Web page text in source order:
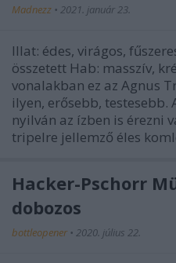
Madnezz • 2021. január 23.
Illat: édes, virágos,
összetett Hab: masszív,
vonalakban ez az Agnus
ilyen, erősebb, testesebb.
nyilván az ízben is érezni
tripelre jellemző éles
Hacker-Pschorr
dobozos
bottleopener • 2020. július 22.